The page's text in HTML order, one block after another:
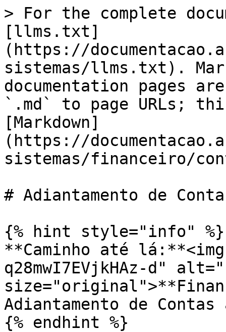
> For the complete
[llms.txt]
(https://
sistemas/llms.txt).
documentation pages
`.md` to page URLs;
[Markdown]
(https://
sistemas/financeiro/
# Adiantamento de
{% hint style="info" %}
**Caminho até
q28mwI7EVjkHAz-d"
Adiantamento de
{% endhint %}